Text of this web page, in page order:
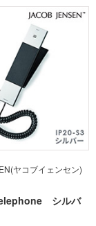
ヤコブイェンセン)
シルバ